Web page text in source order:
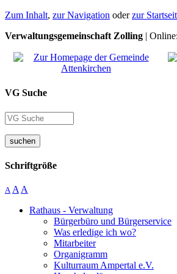
Zum Inhalt, zur Navigation oderzur
Verwaltungsgemeinschaft Zolling |
VG Suche
suchen
Schriftgröße
A A A
Rathaus - Verwaltung
Bürgerbüro und Bürgerservice
Was erledige ich wo?
Mitarbeiter
Organigramm
Kulturraum Ampertal e.V.